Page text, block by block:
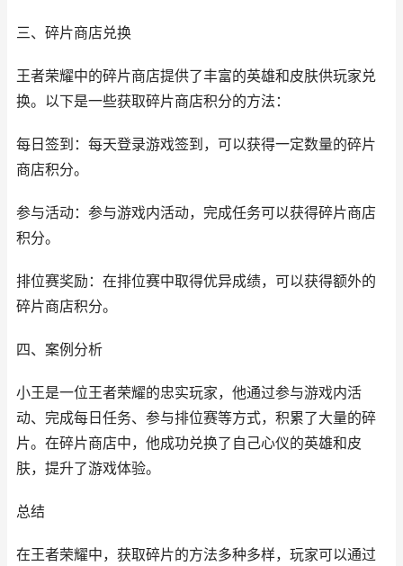
三、碎片商店兑换
王者荣耀中的碎片商店提供了丰富的英雄和皮肤供玩家兑
换。以下是一些获取碎片商店积分的方法：
每日签到：每天登录游戏签到，可以获得一定数量的碎片
商店积分。
参与活动：参与游戏内活动，完成任务可以获得碎片商店
积分。
排位赛奖励：在排位赛中取得优异成绩，可以获得额外的
碎片商店积分。
四、案例分析
小王是一位王者荣耀的忠实玩家，他通过参与游戏内活
动、完成每日任务、参与排位赛等方式，积累了大量的碎
片。在碎片商店中，他成功兑换了自己心仪的英雄和皮
肤，提升了游戏体验。
总结
在王者荣耀中，获取碎片的方法多种多样，玩家可以通过